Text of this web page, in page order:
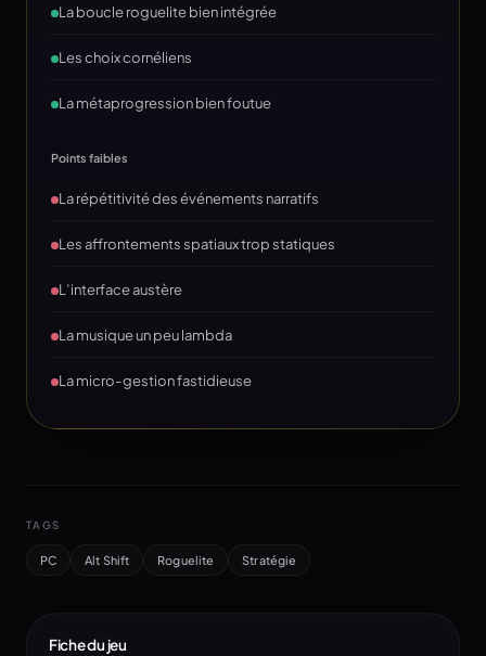
La boucle roguelite bien intégrée
Les choix cornéliens
La métaprogression bien foutue
Points faibles
La répétitivité des événements narratifs
Les affrontements spatiaux trop statiques
L’interface austère
La musique un peu lambda
La micro-gestion fastidieuse
TAGS
PC Alt Shift Roguelite Stratégie
Fiche du jeu